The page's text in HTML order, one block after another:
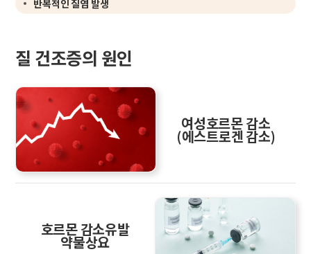
반복적인 질염 발생
질 건조증의 원인
여성호르몬 감소
(에스트로겐 감소)
호르몬 감소유발
약물상요